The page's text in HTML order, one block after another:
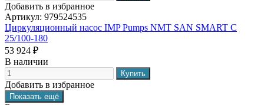
Добавить в избранное
Артикул: 979524535
Циркуляционный насос IMP Pumps NMT SAN SMART C
25/100-180
53 924 ₽
В наличии
Добавить в избранное